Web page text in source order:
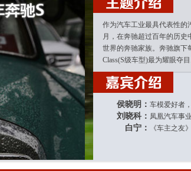
子，今天咱们探探他的心路历程。这么年轻的小伙子为
刘晓科。
藏，前期我们也做了调查，发现在中国收藏老爷车的奔
现在国内不像国外界定那么深，国外一般在25年以上叫
的车比较多，那会进出量最大的就是奔驰。大家对奔
长？
主题介绍
作为汽车工业最具代表性的
月，在奔驰超过百年的历
世界的奔驰家族。奔驰旗下
Class(S级车型)最为耀眼夺目
侯晓明： 车模爱好者
刘晓科： 凤凰汽车事
白宁： 《车主之友